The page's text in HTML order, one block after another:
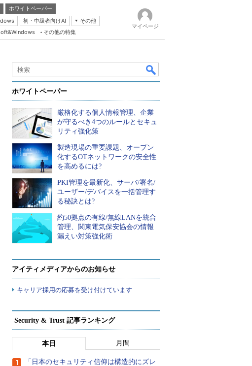
ホワイトペーパー
初・中級者向けAI
その他
Storage
Expert
IP Network
Trust
その他の特集
マイページ
ホワイトペーパー
厳格化する個人情報管理、企業
が守るべき4つのルールとセキュ
リティ強化策
製造現場の重要課題、オープン
化するOTネットワークの安全性
を高めるには?
PKI管理を最新化、サーバ/署名/
ユーザー/デバイスを一括管理す
る秘訣とは?
約50拠点の有線/無線LANを統合
管理、関東電気保安協会の情報
漏えい対策強化術
アイティメディアからのお知らせ
キャリア採用の応募を受け付けています
Security & Trust 記事ランキング
本日 月間
「日本のセキュリティ信仰は構造的にズレ